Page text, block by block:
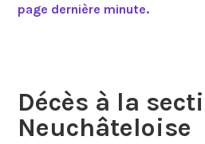
page dernière minute.
Décès à la
Neuchâteloise